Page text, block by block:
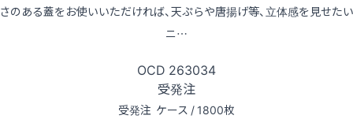
のある蓋をお使いいただければ、天ぷらや唐揚げ等、立体感を見せた
ニ…
OCD 263034
受発注
受発注 ケース / 1800枚